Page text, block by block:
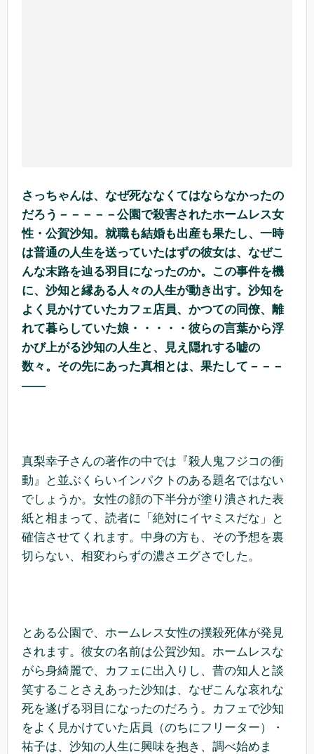
さっちゃんは、なぜ死ななくてはならなかったの
だろう－－－－－公園で殺害されたホームレス女
性・公賀沙知。就職も結婚も出産も果たし、一時
は普通の人生を送っていたはずの彼女は、なぜこ
んな末路を辿る羽目になったのか。この事件を機
に、沙知と縁ある人々の人生が動き出す。沙知を
よく見かけていたカフェ店員、かつての同僚、離
れて暮らしていた娘・・・・・彼らの言葉から浮
かび上がる沙知の人生と、見え隠れする嘘の
数々。その先にあった真相とは、果たして－－－
――
真梨幸子さんの著作の中では『殺人鬼フジコの衝
動』と並ぶくらいインパクトのある題名ではない
でしょうか。女性の顔の下半分が塗り潰された表
紙と相まって、読者に「絶対にイヤミスだな」と
確信させてくれます。中身の方も、その予想を裏
切らない、相変わらずの濃さエグさでした。
とある公園で、ホームレス女性の撲殺死体が発見
されます。彼女の名前は公賀沙知。ホームレスな
がら身綺麗で、カフェに出入りし、昔の知人と談
笑することさえあった沙知は、なぜこんな哀れな
死を遂げる羽目になったのだろう。カフェで沙知
をよく見かけていた店員（のちにフリーター）・
祐子は、沙知の人生に興味を抱き、調べ始めま